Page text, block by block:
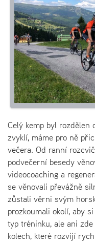
Celý kemp byl
zvyklí, máme pro ně
večera. Od ranní
podvečerní besedy
videocoaching a
se věnovali převážně
zůstali věrni svým
prozkoumali okolí, aby
typ tréninku, ale ani
kolech, které rozvijí